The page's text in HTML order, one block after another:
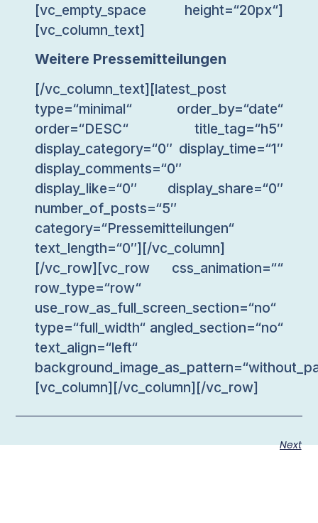
[vc_empty_space height=“20px“]
[vc_column_text]
Weitere Pressemitteilungen
[/vc_column_text][latest_post
type=“minimal“ order_by=“date“
order=“DESC“ title_tag=“h5″
display_category=“0″ display_time=“1″
display_comments=“0″
display_like=“0″ display_share=“0″
number_of_posts=“5″
category=“Pressemitteilungen“
text_length=“0″][/vc_column]
[/vc_row][vc_row css_animation=““
row_type=“row“
use_row_as_full_screen_section=“no“
type=“full_width“ angled_section=“no“
text_align=“left“
[vc_column][/vc_column][/vc_row]
Next